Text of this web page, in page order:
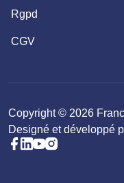
Rgpd
CGV
Copyright © 2026
Designé et développé